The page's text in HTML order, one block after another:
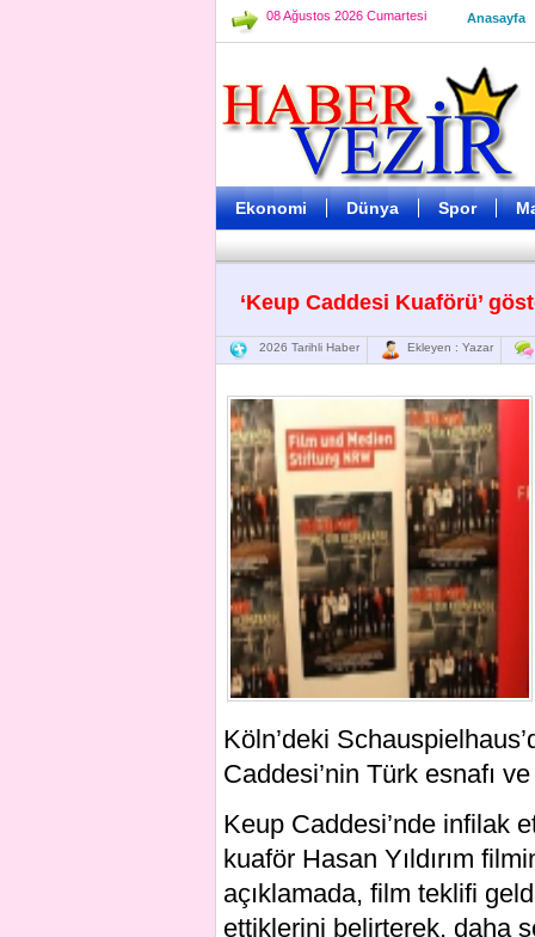
08 Ağustos 2026 Cumartesi Anasayfa
Ekonomi Dünya Spor
‘Keup Caddesi Kuaförü’
2026 Tarihli Haber Ekleyen : Yazar
Köln’deki
Caddesi’nin Türk esnafı
Keup Caddesi’nde infilak
kuaför Hasan Yıldırım
açıklamada, film teklifi
ettiklerini belirterek, daha